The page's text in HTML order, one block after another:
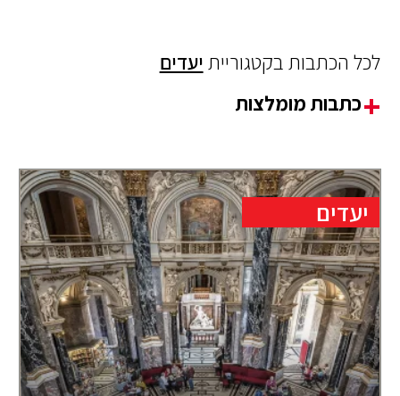
לכל הכתבות בקטגוריית יעדים
כתבות מומלצות
יעדים